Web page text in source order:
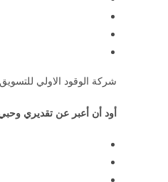
شركة الوقود الاولي
أود أن أعبر عن تقديري